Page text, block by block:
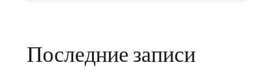
Последние записи